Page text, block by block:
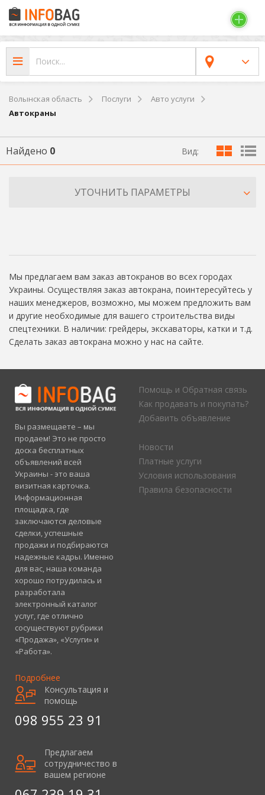
Волынская область Послуги
Авто услуги
Автокраны
Найдено 0 Вид:
УТОЧНИТЬ ПАРАМЕТРЫ
Мы предлагаем вам заказ автокранов во всех городах
Украины. Осуществляя заказ автокрана, поинтересуйтесь у
наших менеджеров, возможно, мы можем предложить вам
и другие необходимые для вашего строительства виды
спецтехники. В наличии: грейдеры, экскаваторы, катки и т.д.
Сделать заказ автокрана можно у нас на сайте.
Вы размещаете – мы
продаем! Это не просто
доска бесплатных
объявлений всей
Украины - это ваша
визитная карточка.
Информационная
площадка, где
заключаются деловые
сделки, успешные
продажи и подбираются
надежные кадры. Именно
для вас, наша команда
хорошо потрудилась и
разработала
электронный каталог
услуг, где отлично
сосуществуют рубрики
«Продажа», «Услуги» и
«Работа».
Подробнее
Помощь и Обратная связь
Как продавать и покупать?
Добавить объявление
Новости
Платные услуги
Условия использования
Правила безопасности
Консультация и
помощь
098 955 23 91
Предлагаем
сотрудничество в
вашем регионе